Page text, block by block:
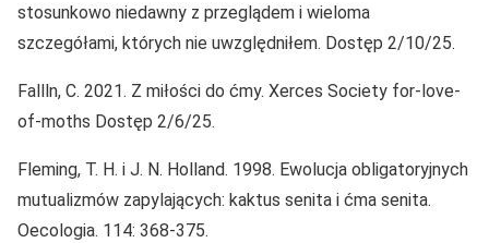
stosunkowo niedawny z przeglądem i wieloma
szczegółami, których nie uwzględniłem. Dostęp 2/10/25.
Fallln, C. 2021. Z miłości do ćmy. Xerces Society for-love-
of-moths Dostęp 2/6/25.
Fleming, T. H. i J. N. Holland. 1998. Ewolucja obligatoryjnych
mutualizmów zapylających: kaktus senita i ćma senita.
Oecologia. 114: 368-375.